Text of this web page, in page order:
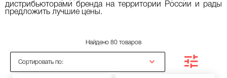
дистрибьюторами бренда на территории России и рады
предложить лучшие цены.
Найдено 80 товаров
Сортировать по: